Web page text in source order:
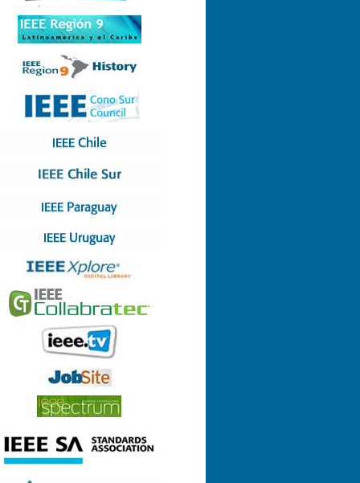
7 (21-11-2022)
5 (31-08-2022)
3 (13-05-2022)
8 (29-12-2021)
7 (23-12-2021)
5 (06-09-2021)
3 (23-06-2021)
1 (22-04-2021)
9 (21-12-2020)
8 (26-11-2020)